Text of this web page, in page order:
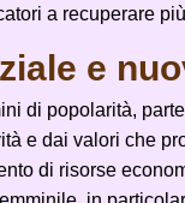
a recuperare
e
di popolarità,
e dai valori che
di risorse